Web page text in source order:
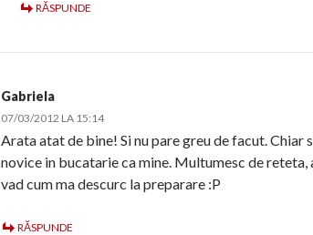
RĂSPUNDE
Gabriela
07/03/2012 LA 15:14
Arata atat de bine! Si nu pare greu de facut. Chiar
novice in bucatarie ca mine. Multumesc de reteta,
vad cum ma descurc la preparare :P
RĂSPUNDE